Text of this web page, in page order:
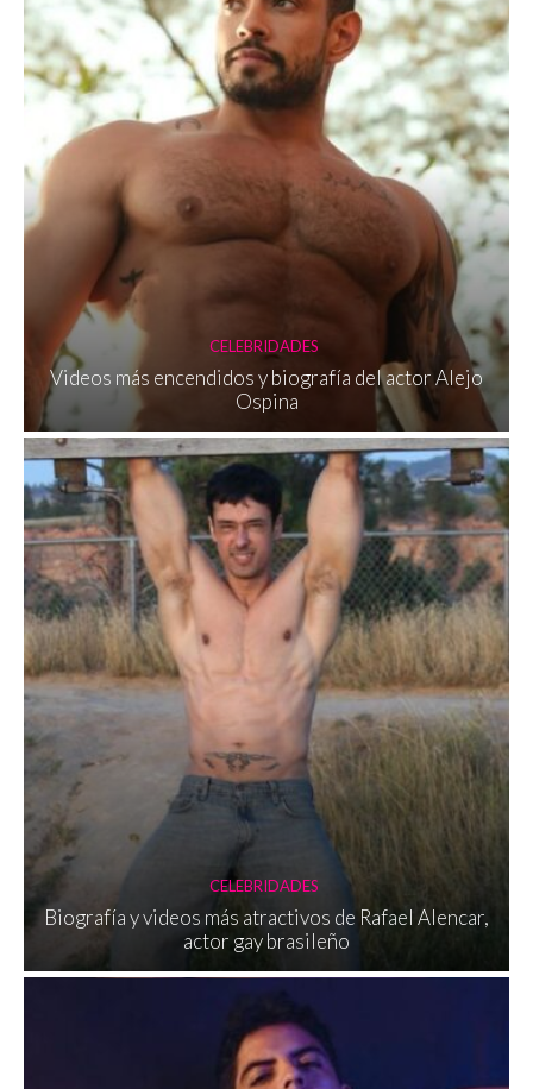
CELEBRIDADES
Videos más encendidos y biografía del actor Alejo
Ospina
CELEBRIDADES
Biografía y videos más atractivos de Rafael Alencar,
actor gay brasileño